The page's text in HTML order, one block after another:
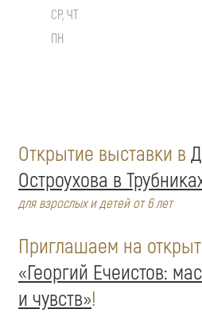
СР, ЧТ
ПН
Открытие выставки в
Остроухова в
для взрослых и детей от 6 лет
Приглашаем на
«Георгий Ечеистов:
и чувств»!